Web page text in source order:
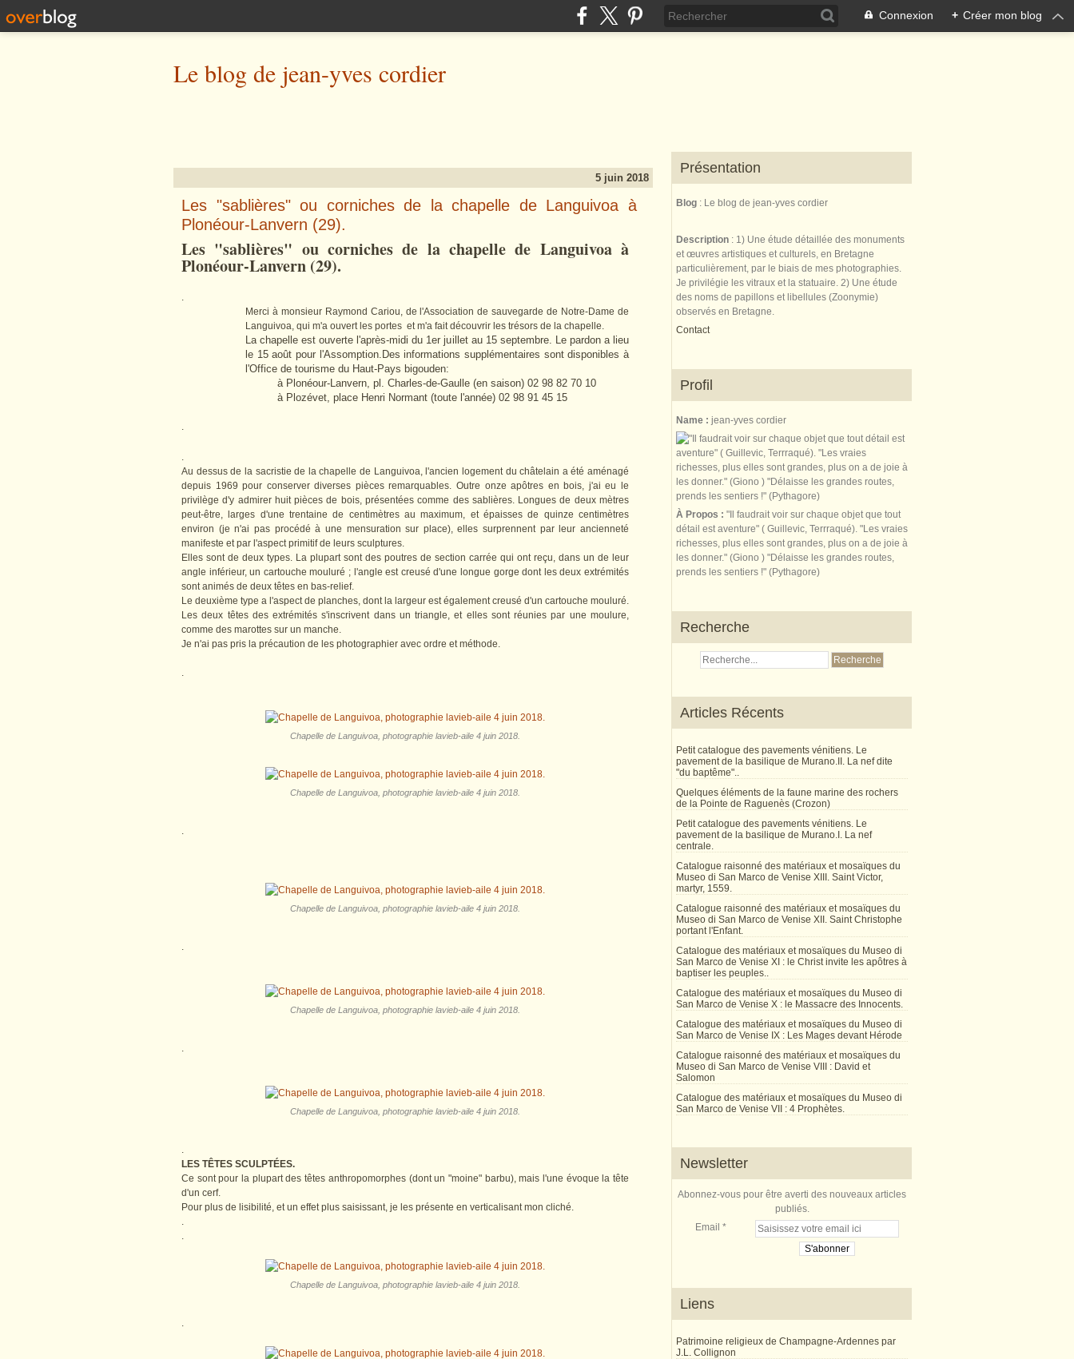
Connexion + Créer mon blog
Le blog de jean-yves cordier
5 juin 2018
Les "sablières" ou corniches de la chapelle de Languivoa à
Plonéour-Lanvern (29).
Les "sablières" ou corniches de la chapelle de Languivoa à
Plonéour-Lanvern (29).
.
Merci à monsieur Raymond Cariou, de l'Association de sauvegarde de Notre-Dame de
Languivoa, qui m'a ouvert les portes et m'a fait découvrir les trésors de la chapelle.
La chapelle est ouverte l'après-midi du 1er juillet au 15 septembre. Le pardon a lieu
le 15 août pour l'Assomption.Des informations supplémentaires sont disponibles à
l'Office de tourisme du Haut-Pays bigouden:
à Plonéour-Lanvern, pl. Charles-de-Gaulle (en saison) 02 98 82 70 10
à Plozévet, place Henri Normant (toute l'année) 02 98 91 45 15
.
.
Au dessus de la sacristie de la chapelle de Languivoa, l'ancien logement du châtelain a été aménagé
depuis 1969 pour conserver diverses pièces remarquables. Outre onze apôtres en bois, j'ai eu le
privilège d'y admirer huit pièces de bois, présentées comme des sablières. Longues de deux mètres
peut-être, larges d'une trentaine de centimètres au maximum, et épaisses de quinze centimètres
environ (je n'ai pas procédé à une mensuration sur place), elles surprennent par leur ancienneté
manifeste et par l'aspect primitif de leurs sculptures.
Elles sont de deux types. La plupart sont des poutres de section carrée qui ont reçu, dans un de leur
angle inférieur, un cartouche mouluré ; l'angle est creusé d'une longue gorge dont les deux extrémités
sont animés de deux têtes en bas-relief.
Le deuxième type a l'aspect de planches, dont la largeur est également creusé d'un cartouche mouluré.
Les deux têtes des extrémités s'inscrivent dans un triangle, et elles sont réunies par une moulure,
comme des marottes sur un manche.
Je n'ai pas pris la précaution de les photographier avec ordre et méthode.
.
Chapelle de Languivoa, photographie lavieb-aile 4 juin 2018.
Chapelle de Languivoa, photographie lavieb-aile 4 juin 2018.
.
Chapelle de Languivoa, photographie lavieb-aile 4 juin 2018.
.
Chapelle de Languivoa, photographie lavieb-aile 4 juin 2018.
.
Chapelle de Languivoa, photographie lavieb-aile 4 juin 2018.
.
LES TÊTES SCULPTÉES.
Ce sont pour la plupart des têtes anthropomorphes (dont un "moine" barbu), mais l'une évoque la tête
d'un cerf.
Pour plus de lisibilité, et un effet plus saisissant, je les présente en verticalisant mon cliché.
.
.
Chapelle de Languivoa, photographie lavieb-aile 4 juin 2018.
.
Présentation
Blog : Le blog de jean-yves cordier
Description : 1) Une étude détaillée des monuments
et œuvres artistiques et culturels, en Bretagne
particulièrement, par le biais de mes photographies.
Je privilégie les vitraux et la statuaire. 2) Une étude
des noms de papillons et libellules (Zoonymie)
observés en Bretagne.
Contact
Profil
Name : jean-yves cordier
À Propos : "Il faudrait voir sur chaque objet que tout
détail est aventure" ( Guillevic, Terrraqué). "Les vraies
richesses, plus elles sont grandes, plus on a de joie à
les donner." (Giono ) "Délaisse les grandes routes,
prends les sentiers !" (Pythagore)
Recherche
Articles Récents
Petit catalogue des pavements vénitiens. Le
pavement de la basilique de Murano.II. La nef dite
"du baptême"..
Quelques éléments de la faune marine des rochers
de la Pointe de Raguenès (Crozon)
Petit catalogue des pavements vénitiens. Le
pavement de la basilique de Murano.I. La nef
centrale.
Catalogue raisonné des matériaux et mosaïques du
Museo di San Marco de Venise XIII. Saint Victor,
martyr, 1559.
Catalogue raisonné des matériaux et mosaïques du
Museo di San Marco de Venise XII. Saint Christophe
portant l'Enfant.
Catalogue des matériaux et mosaïques du Museo di
San Marco de Venise XI : le Christ invite les apôtres à
baptiser les peuples..
Catalogue des matériaux et mosaïques du Museo di
San Marco de Venise X : le Massacre des Innocents.
Catalogue des matériaux et mosaïques du Museo di
San Marco de Venise IX : Les Mages devant Hérode
Catalogue raisonné des matériaux et mosaïques du
Museo di San Marco de Venise VIII : David et
Salomon
Catalogue des matériaux et mosaïques du Museo di
San Marco de Venise VII : 4 Prophètes.
Newsletter
Abonnez-vous pour être averti des nouveaux articles
publiés.
Email
Liens
Patrimoine religieux de Champagne-Ardennes par
J.L. Collignon